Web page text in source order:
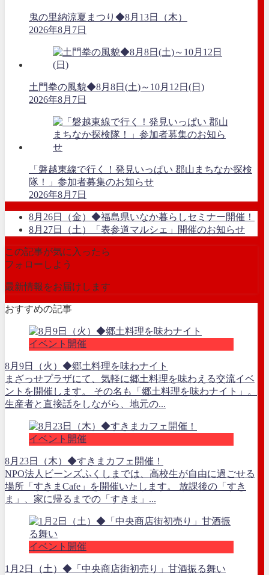
鬼の里納涼夏まつり◆8月13日（木）
2026年8月7日
土門拳の風貌◆8月8日(土)～10月12日(日)
2026年8月7日
「磐越東線で行く！発見いっぱい 郡山まちなか探検
隊！」参加者募集のお知らせ
2026年8月7日
8月26日（金）◆福島県いなか暮らしセミナー開催！
8月27日（土）「表参道マルシェ」開催のお知らせ
この記事が気に入ったら
フォローしよう
最新情報をお届けします
おすすめの記事
イベント開催
8月9日（火）◆郷土料理を味わナイト
まざっせプラザにて、気軽に郷土料理を味わえる交流イベ
ントを開催します。 その名も「郷土料理を味わナイト」。
生産者と直接話をしながら、地元の...
イベント開催
8月23日（木）◆すきまカフェ開催！
NPO法人ビーンズふくしまでは、高校生が自由に過ごせる
場所「すきまCafe」を開催いたします。 放課後の「すき
ま」、家に帰るまでの「すきま」...
イベント開催
1月2日（土）◆「中央商店街初売り」甘酒振る舞い